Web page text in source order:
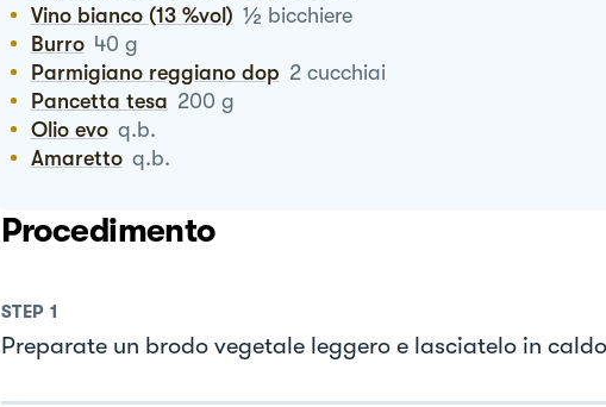
Vino bianco (13 %vol) ½ bicchiere
Burro 40 g
Parmigiano reggiano dop 2 cucchiai
Pancetta tesa 200 g
Olio evo q.b.
Amaretto q.b.
Procedimento
STEP 1
Preparate un brodo vegetale leggero e lasciatelo in